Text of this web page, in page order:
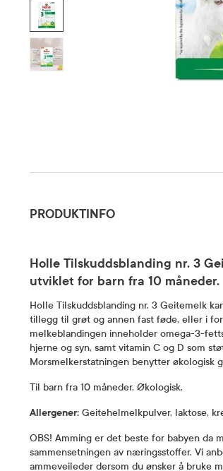
PRODUKTINFO
Holle Tilskuddsblanding nr. 3
utviklet for barn fra 10 måneder.
Holle Tilskuddsblanding nr. 3 Geitemelk
tillegg til grøt og annen fast føde, eller i
melkeblandingen inneholder omega-3-
hjerne og syn, samt vitamin C og D som
Morsmelkerstatningen benytter økologisk
Til barn fra 10 måneder. Økologisk.
Allergener: Geitehelmelkpulver, laktose,
OBS! Amming er det beste for babyen da
sammensetningen av næringsstoffer. Vi
ammeveileder dersom du ønsker å bruke